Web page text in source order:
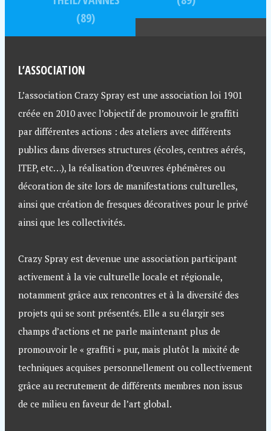
(89)
L’ASSOCIATION
L’association Crazy Spray est une association loi 1901
créée en 2010 avec l’objectif de promouvoir le graffiti
par différentes actions : des ateliers avec différents
publics dans diverses structures (écoles, centres aérés,
ITEP, etc…), la réalisation d’œuvres éphémères ou
décoration de site lors de manifestations culturelles,
ainsi que création de fresques décoratives pour le privé
ainsi que les collectivités.
Crazy Spray est devenue une association participant
activement à la vie culturelle locale et régionale,
notamment grâce aux rencontres et à la diversité des
projets qui se sont présentés. Elle a su élargir ses
champs d’actions et ne parle maintenant plus de
promouvoir le « graffiti » pur, mais plutôt la mixité de
techniques acquises personnellement ou collectivement
grâce au recrutement de différents membres non issus
de ce milieu en faveur de l’art global.